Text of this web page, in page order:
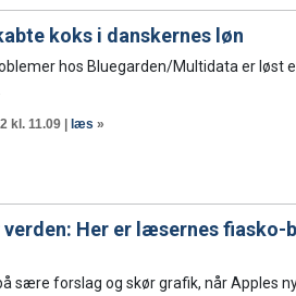
koks i danskernes løn
hos Bluegarden/Multidata er løst
kl. 11.09 | læs »
verden: Her er læsernes fiasko-
sære forslag og skør grafik, når Apples